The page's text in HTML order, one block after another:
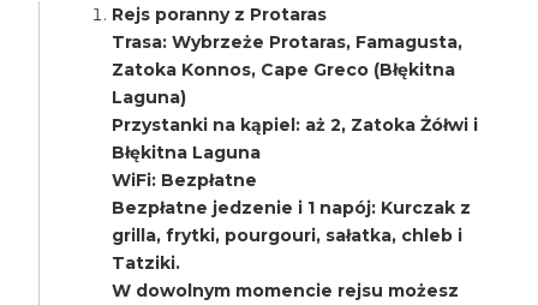
Rejs poranny z Protaras
Trasa: Wybrzeże Protaras, Famagusta,
Zatoka Konnos, Cape Greco (Błękitna
Laguna)
Przystanki na kąpiel: aż 2, Zatoka Żółwi i
Błękitna Laguna
WiFi: Bezpłatne
Bezpłatne jedzenie i 1 napój: Kurczak z
grilla, frytki, pourgouri, sałatka, chleb i
Tatziki.
W dowolnym momencie rejsu możesz